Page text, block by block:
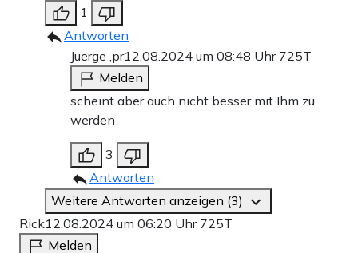
1
Antworten
Juerge ,pr12.08.2024 um 08:48 Uhr 725T
Melden
scheint aber auch nicht besser mit Ihm zu
werden
3
Antworten
Weitere Antworten anzeigen (3)
Rick12.08.2024 um 06:20 Uhr 725T
Melden